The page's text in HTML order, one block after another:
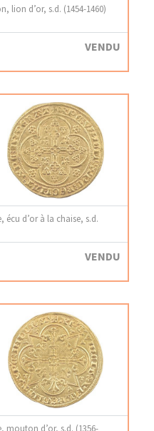
lion d’or, s.d. (1454-1460)
VENDU
écu d’or à la chaise, s.d.
VENDU
mouton d’or, s.d. (1356-